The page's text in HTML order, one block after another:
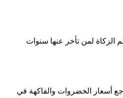
الزكاة لمن تأخر عنها سنوات
أسعار الخضروات والفاكهة في